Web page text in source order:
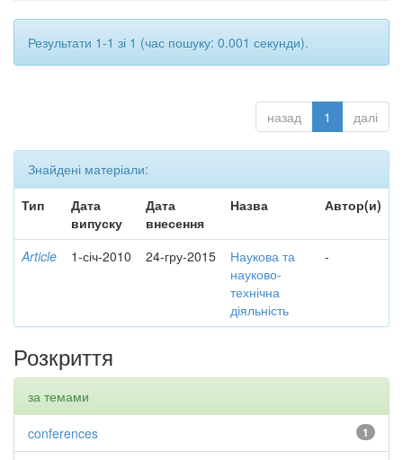
Результати 1-1 зі 1 (час пошуку: 0.001 секунди).
назад 1 далі
Знайдені матеріали:
Тип
Дата
випуску
Дата
внесення
Назва Автор(и)
Article 1-січ-2010 24-гру-2015
Наукова та
науково-
технічна
діяльність
-
Розкриття
за темами
1
conferences